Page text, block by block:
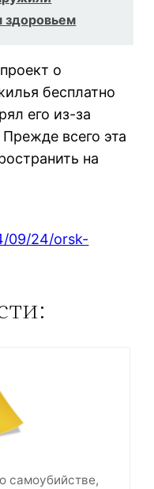
здоровьем
о
бесплатно
его из-за
всего эта
на
09/24/orsk-
самоубийстве,